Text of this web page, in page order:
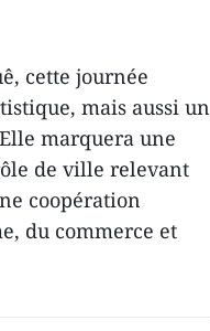
cette journée
mais aussi un
marquera une
de ville relevant
coopération
du commerce et